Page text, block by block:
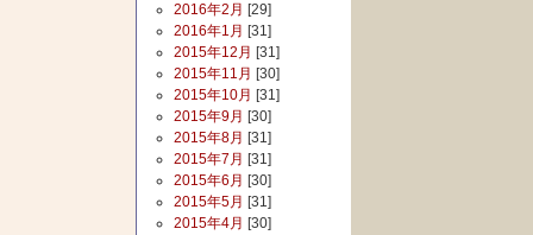
2016年2月 [29]
2016年1月 [31]
2015年12月 [31]
2015年11月 [30]
2015年10月 [31]
2015年9月 [30]
2015年8月 [31]
2015年7月 [31]
2015年6月 [30]
2015年5月 [31]
2015年4月 [30]